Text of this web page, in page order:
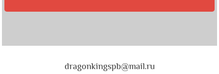
dragonkingspb@mail.ru